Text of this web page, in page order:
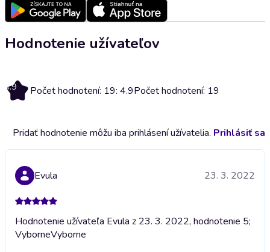
Hodnotenie užívateľov
4.9 Počet hodnotení: 19: 4.9Počet hodnotení: 19
Pridať hodnotenie môžu iba prihlásení užívatelia. Prihlásiť sa
Evula 23. 3. 2022
Hodnotenie užívateľa Evula z 23. 3. 2022, hodnotenie 5;
VyborneVyborne